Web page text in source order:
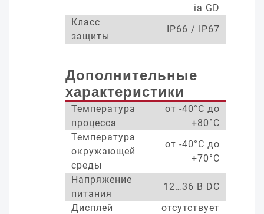
ia GD
Класс
защиты
IP66 / IP67
Дополнительные
характеристики
Температура
процесса
от -40°С до
+80°С
Температура
окружающей
среды
от -40°С до
+70°С
Напряжение
питания
12…36 В DC
Дисплей
отсутствует